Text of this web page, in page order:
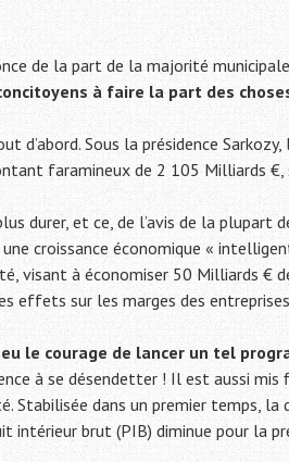
de la part de la majorité
à faire la part des
d’abord. Sous la présidence
faramineux de 2 105 Milliards €,
durer, et ce, de l’avis de la plupart
croissance économique «
visant à économiser 50 Milliards €
effets sur les marges des
le courage de lancer un tel
à se désendetter ! Il est aussi mis
Stabilisée dans un premier temps, la
intérieur brut (PIB) diminue pour la